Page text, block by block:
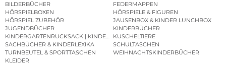
BILDERBÜCHER
FEDERMAPPEN
HÖRSPIELBOXEN
HÖRSPIELE & FIGUREN
HÖRSPIEL ZUBEHÖR
JAUSENBOX & KINDER LUNCHBOX
JUGENDBÜCHER
KINDERBÜCHER
KINDERGARTENRUCKSACK | KINDERGARTENBEUTEL
KUSCHELTIERE
SACHBÜCHER & KINDERLEXIKA
SCHULTASCHEN
TURNBEUTEL & SPORTTASCHEN
WEIHNACHTSKINDERBÜCHER
KLEIDER